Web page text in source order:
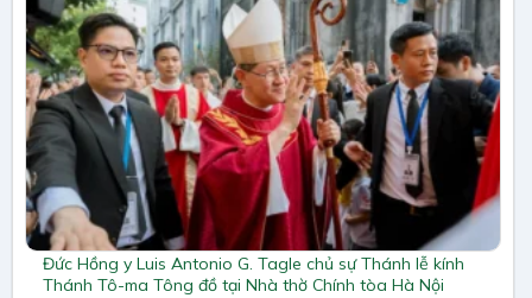
Đức Hồng y Luis Antonio G. Tagle chủ sự Thánh lễ kính
Thánh Tô-ma Tông đồ tại Nhà thờ Chính tòa Hà Nội